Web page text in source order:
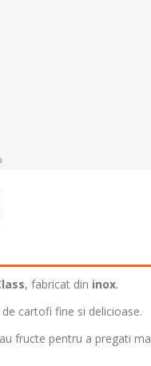
, fabricat din inox.
cartofi fine si delicioase.
fructe pentru a pregati